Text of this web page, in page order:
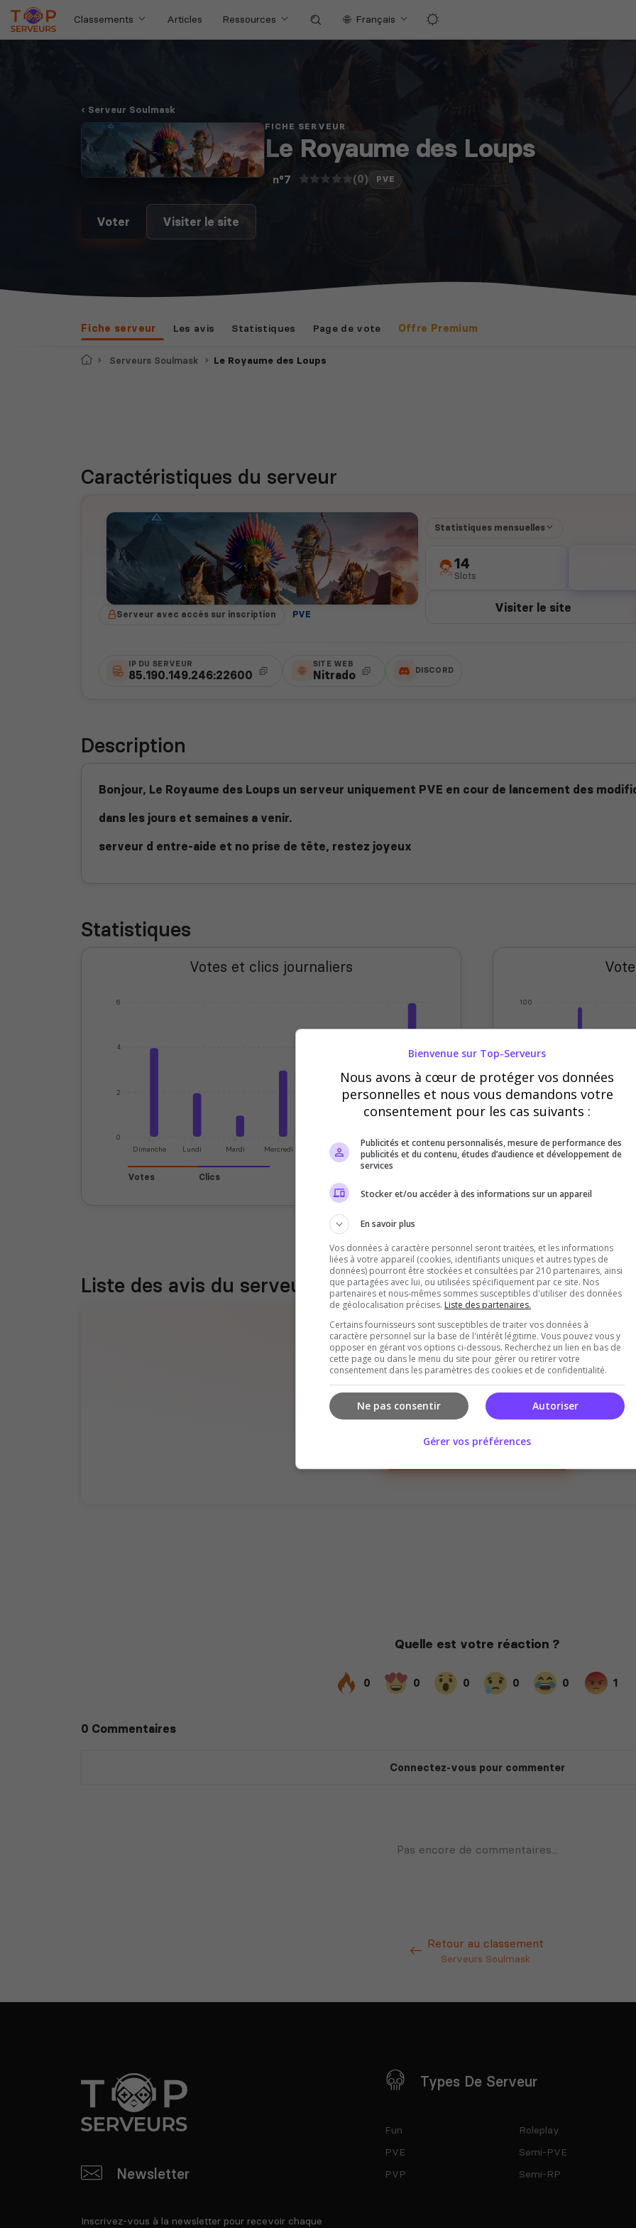
Classements Articles Ressources Français
Serveur Soulmask
FICHE SERVEUR
Le Royaume des Loups
n°7 (0) PVE
Voter Visiter le site
Fiche serveur Les avis Statistiques Page de vote Offre Premium
AccueilServeurs Soulmask Le Royaume des Loups
Caractéristiques du serveur
Serveur avec accès sur inscription PVE
Statistiques mensuelles
14
Slots
Visiter le site
IP DU SERVEUR
85.190.149.246:22600
SITE WEB
Nitrado DISCORD
Description
Bonjour, Le Royaume des Loups un serveur uniquement PVE en cour de lancement des
dans les jours et semaines a venir.
serveur d entre-aide et no prise de tête, restez joyeux
Statistiques
Votes et clics journaliers
0
2
4
6
Dimanche Lundi Mardi Mercredi Jeudi Vendredi Samedi
Votes Clics
100
Sept Nov
Liste des avis du serveur
Il n'y a pas encore d'avis sur ce serveur.
Qualité Staff du serveur Ambiance
Donner le premier avis
Retour au classement
Serveurs Soulmask
Newsletter
Inscrivez-vous à la newsletter pour recevoir chaque
Types De Serveur
Fun
PVE
PVP
Roleplay
Semi-PVE
Semi-RP
Bienvenue sur Top-Serveurs
Nous avons à cœur de protéger vos données
personnelles et nous vous demandons votre
consentement pour les cas suivants :
Publicités et contenu personnalisés, mesure de performance des
publicités et du contenu, études d’audience et développement de
services
Stocker et/ou accéder à des informations sur un appareil
En savoir plus
Vos données à caractère personnel seront traitées, et les informations
liées à votre appareil (cookies, identifiants uniques et autres types de
données) pourront être stockées et consultées par 210 partenaires, ainsi
que partagées avec lui, ou utilisées spécifiquement par ce site. Nos
partenaires et nous-mêmes sommes susceptibles d'utiliser des données
de géolocalisation précises. Liste des partenaires.
Certains fournisseurs sont susceptibles de traiter vos données à
caractère personnel sur la base de l'intérêt légitime. Vous pouvez vous y
opposer en gérant vos options ci-dessous. Recherchez un lien en bas de
cette page ou dans le menu du site pour gérer ou retirer votre
consentement dans les paramètres des cookies et de confidentialité.
Autoriser
Ne pas consentir
Gérer vos préférences